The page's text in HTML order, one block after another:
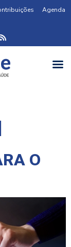
Agenda
O